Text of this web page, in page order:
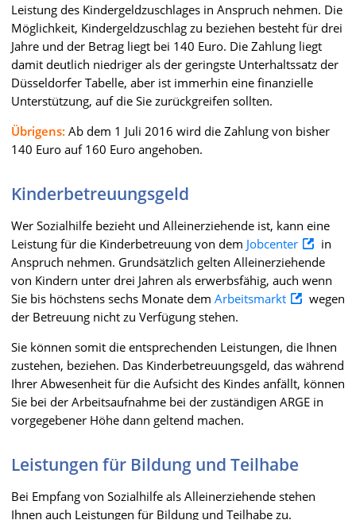
Leistung des Kindergeldzuschlages in Anspruch nehmen. Die
Möglichkeit, Kindergeldzuschlag zu beziehen besteht für drei
Jahre und der Betrag liegt bei 140 Euro. Die Zahlung liegt
damit deutlich niedriger als der geringste Unterhaltssatz der
Düsseldorfer Tabelle, aber ist immerhin eine finanzielle
Unterstützung, auf die Sie zurückgreifen sollten.
Übrigens: Ab dem 1 Juli 2016 wird die Zahlung von bisher
140 Euro auf 160 Euro angehoben.
Kinderbetreuungsgeld
Wer Sozialhilfe bezieht und Alleinerziehende ist, kann eine
Leistung für die Kinderbetreuung von dem Jobcenter
in
Anspruch nehmen. Grundsätzlich gelten Alleinerziehende
von Kindern unter drei Jahren als erwerbsfähig, auch wenn
Sie bis höchstens sechs Monate dem Arbeitsmarkt
wegen
der Betreuung nicht zu Verfügung stehen.
Sie können somit die entsprechenden Leistungen, die Ihnen
zustehen, beziehen. Das Kinderbetreuungsgeld, das während
Ihrer Abwesenheit für die Aufsicht des Kindes anfällt, können
Sie bei der Arbeitsaufnahme bei der zuständigen ARGE in
vorgegebener Höhe dann geltend machen.
Leistungen für Bildung und Teilhabe
Bei Empfang von Sozialhilfe als Alleinerziehende stehen
Ihnen auch Leistungen für Bildung und Teilhabe zu.